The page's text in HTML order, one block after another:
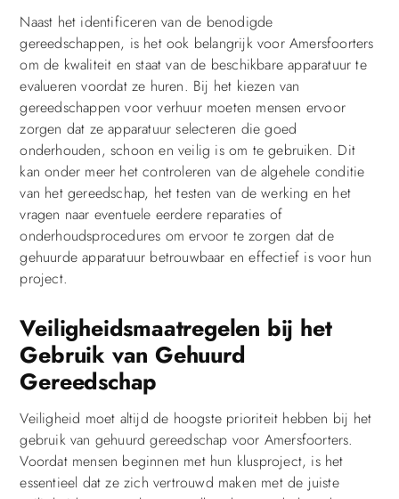
Naast het identificeren van de benodigde
gereedschappen, is het ook belangrijk voor Amersfoorters
om de kwaliteit en staat van de beschikbare apparatuur te
evalueren voordat ze huren. Bij het kiezen van
gereedschappen voor verhuur moeten mensen ervoor
zorgen dat ze apparatuur selecteren die goed
onderhouden, schoon en veilig is om te gebruiken. Dit
kan onder meer het controleren van de algehele conditie
van het gereedschap, het testen van de werking en het
vragen naar eventuele eerdere reparaties of
onderhoudsprocedures om ervoor te zorgen dat de
gehuurde apparatuur betrouwbaar en effectief is voor hun
project.
Veiligheidsmaatregelen bij het
Gebruik van Gehuurd
Gereedschap
Veiligheid moet altijd de hoogste prioriteit hebben bij het
gebruik van gehuurd gereedschap voor Amersfoorters.
Voordat mensen beginnen met hun klusproject, is het
essentieel dat ze zich vertrouwd maken met de juiste